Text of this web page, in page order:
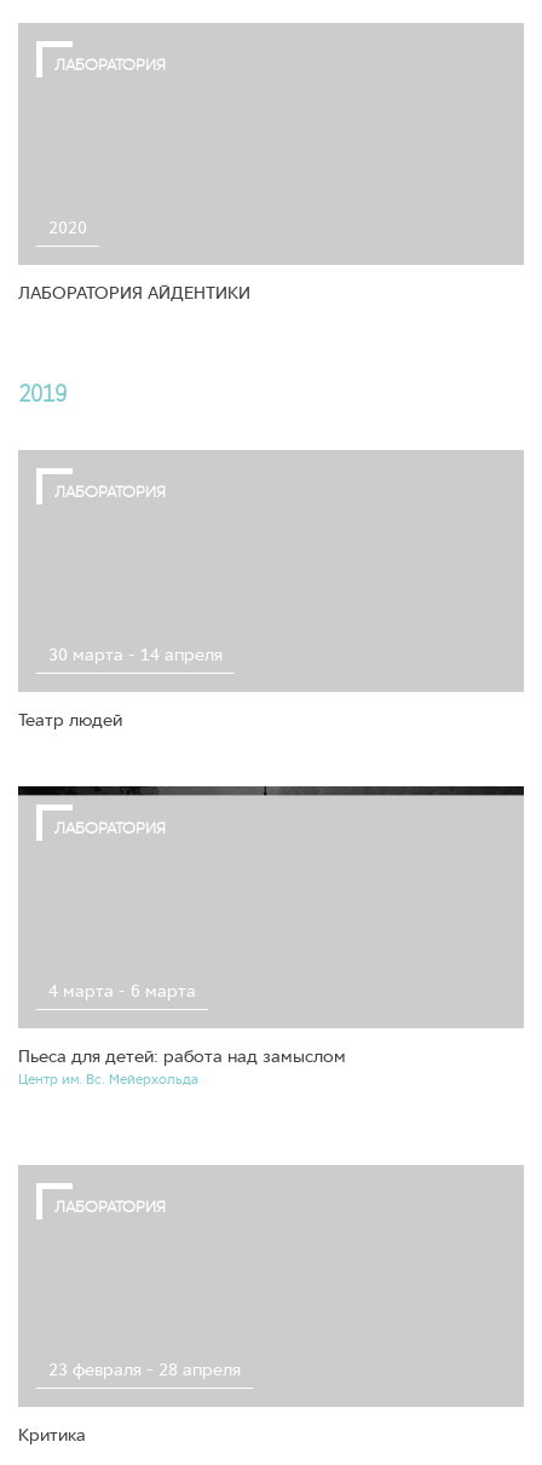
ЛАБОРАТОРИЯ
2020
ЛАБОРАТОРИЯ АЙДЕНТИКИ
2019
ЛАБОРАТОРИЯ
30 марта - 14 апреля
Театр людей
ЛАБОРАТОРИЯ
4 марта - 6 марта
Пьеса для детей: работа над замыслом
Центр им. Вс. Мейерхольда
ЛАБОРАТОРИЯ
23 февраля - 28 апреля
Критика